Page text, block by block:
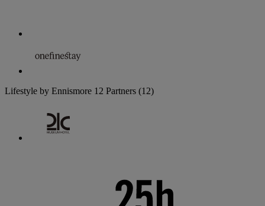
Lifestyle by Ennismore 12 Partners (12)